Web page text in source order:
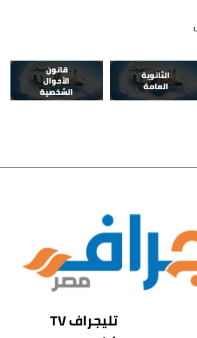
الثانوية
العامة
قانون
الأحوال
الشخصية
تليجراف TV